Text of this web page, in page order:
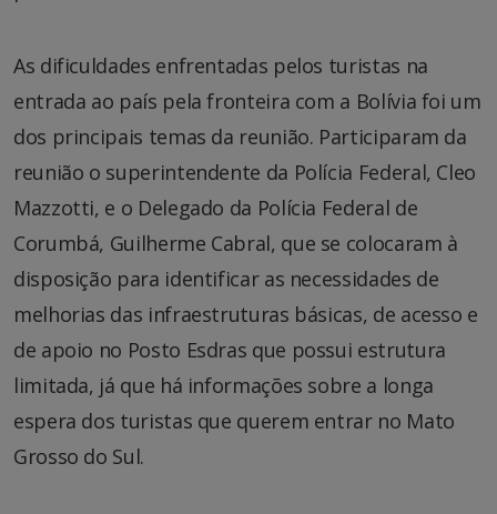
As dificuldades enfrentadas pelos turistas na
entrada ao país pela fronteira com a Bolívia foi um
dos principais temas da reunião. Participaram da
reunião o superintendente da Polícia Federal, Cleo
Mazzotti, e o Delegado da Polícia Federal de
Corumbá, Guilherme Cabral, que se colocaram à
disposição para identificar as necessidades de
melhorias das infraestruturas básicas, de acesso e
de apoio no Posto Esdras que possui estrutura
limitada, já que há informações sobre a longa
espera dos turistas que querem entrar no Mato
Grosso do Sul.